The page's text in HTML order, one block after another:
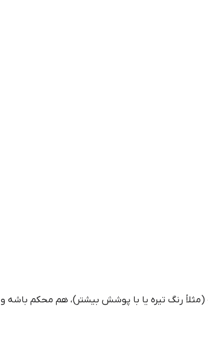
(مثلاً رنگ تیره یا با پوشش بیشتر)، هم محکم باشه و